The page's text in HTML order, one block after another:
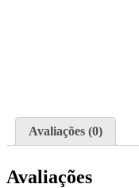
Avaliações (0)
Avaliações